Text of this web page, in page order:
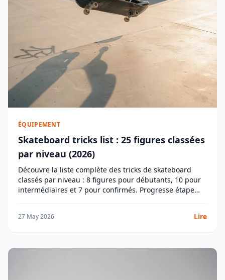
ÉQUIPEMENT
Skateboard tricks list : 25 figures classées
par niveau (2026)
Découvre la liste complète des tricks de skateboard
classés par niveau : 8 figures pour débutants, 10 pour
intermédiaires et 7 pour confirmés. Progresse étape
27 May 2026 Lire